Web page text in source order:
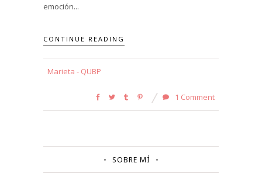
emoción...
CONTINUE READING
Marieta - QUBP
1 Comment
SOBRE MÍ